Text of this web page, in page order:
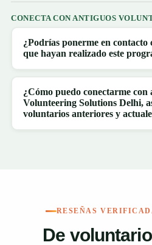
CONECTA CON ANTIGUOS
¿Podrías ponerme en
que hayan realizado este
¿Cómo puedo conectarme con
Volunteering Solutions Delhi,
voluntarios anteriores y
RESEÑAS
De